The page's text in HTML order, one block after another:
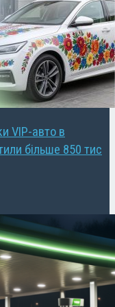
VIP-авто в
більше 850 тис